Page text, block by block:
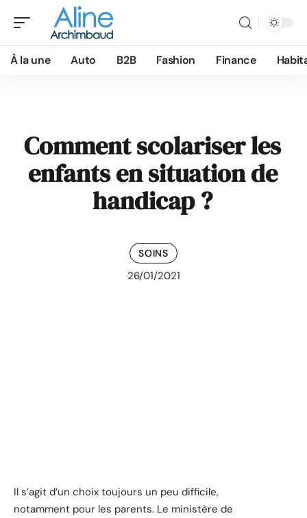
À la une Auto B2B Fashion Finance
Comment scolariser les
enfants en situation de
handicap ?
SOINS
26/01/2021
Il s’agit d’un choix toujours un peu difficile,
notamment pour les parents. Le ministère de